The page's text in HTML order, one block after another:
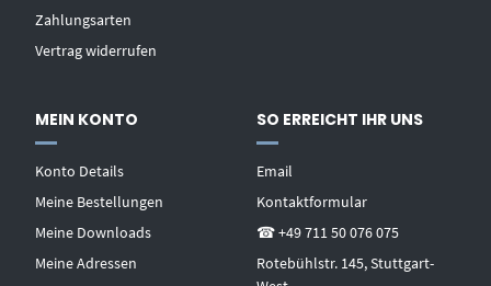
Zahlungsarten
Vertrag widerrufen
MEIN KONTO
Konto Details
Meine Bestellungen
Meine Downloads
Meine Adressen
SO ERREICHT IHR UNS
Email
Kontaktformular
☎ +49 711 50 076 075
Rotebühlstr. 145, Stuttgart-